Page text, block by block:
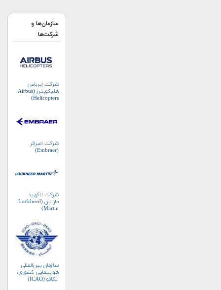
سازمان‌ها و
شرکت‌ها
شرکت ایرباس
هلیکوپترز (Airbus
Helicopters)
شرکت امبرائر
(Embraer)
شرکت لاکهید
مارتین (Lockheed
Martin)
سازمان بین‌المللی
هواپیمایی کشوری،
ایکائو (ICAO)